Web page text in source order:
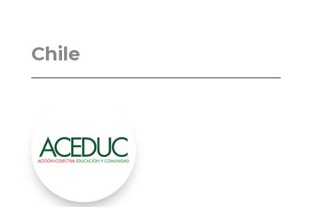
Chile